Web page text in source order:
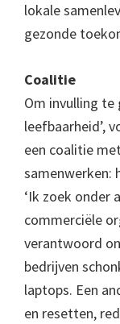
lokale
gezonde
Coalitie
Om invulling te
leefbaarheid’,
een coalitie
samenwerken:
‘Ik zoek onder
commerciële
verantwoord
bedrijven
laptops. Een
en resetten,